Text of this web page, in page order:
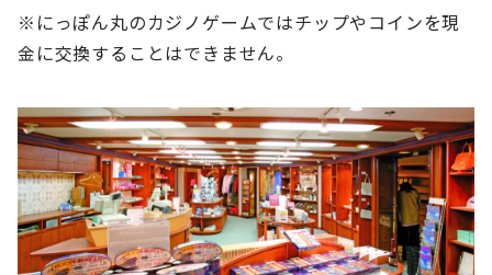
※にっぽん丸のカジノゲームではチップやコインを現
金に交換することはできません。